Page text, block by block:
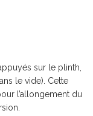
sur le plinth,
le vide). Cette
l’allongement du